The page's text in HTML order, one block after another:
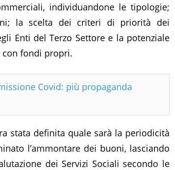
individuandone le tipologie;
la scelta dei criteri di priorità dei
Enti del Terzo Settore e la potenziale
con fondi propri.
Covid: più propaganda
stata definita quale sarà la periodicità
l’ammontare dei buoni, lasciando
dei Servizi Sociali secondo le